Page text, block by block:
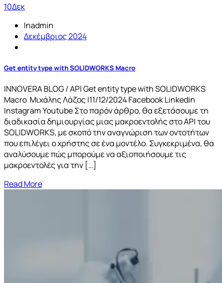
10Δεκ
Inadmin
Δεκέμβριος 2024
Get entity type with SOLIDWORKS Macro
INNOVERA BLOG / API Get entity type with SOLIDWORKS
Macro Μιχάλης Λάζος |11/12/2024 Facebook Linkedin
Instagram Youtube Στο παρόν άρθρο, θα εξετάσουμε τη
διαδικασία δημιουργίας μιας μακροεντολής στο API του
SOLIDWORKS, με σκοπό την αναγνώριση των οντοτήτων
που επιλέγει ο χρήστης σε ένα μοντέλο. Συγκεκριμένα, θα
αναλύσουμε πώς μπορούμε να αξιοποιήσουμε τις
μακροεντολές για την […]
Read More